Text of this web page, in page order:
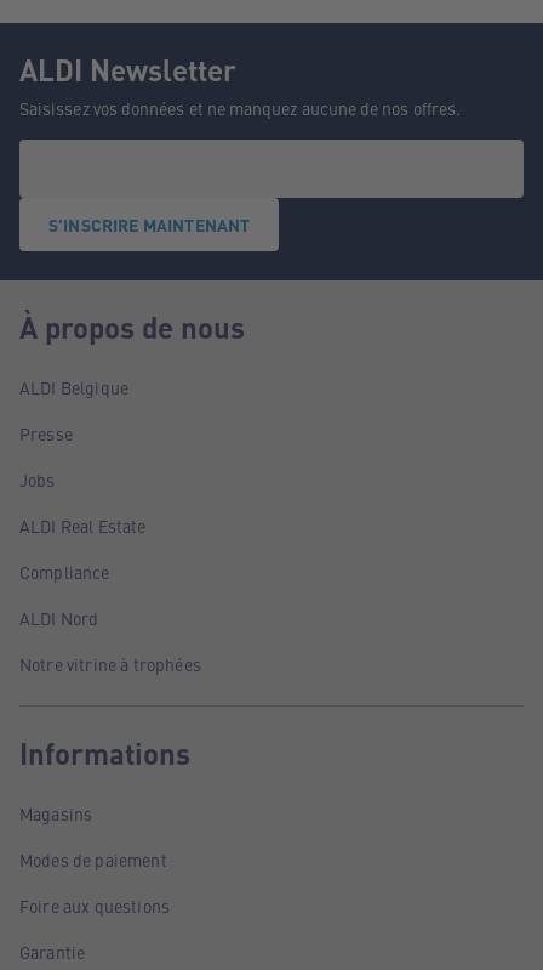
ALDI Newsletter
Saisissez vos données et ne manquez aucune de nos offres.
S'INSCRIRE MAINTENANT
À propos de nous
ALDI Belgique
Presse
Jobs
ALDI Real Estate
Compliance
ALDI Nord
Notre vitrine à trophées
Informations
Magasins
Modes de paiement
Foire aux questions
Garantie